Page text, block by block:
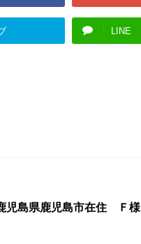
LINE
児島県鹿児島市在住 Ｆ様